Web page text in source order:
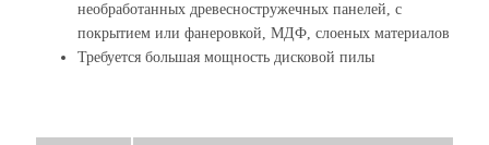
необработанных древесностружечных панелей, с
покрытием или фанеровкой, МДФ, слоеных материалов
Требуется большая мощность дисковой пилы